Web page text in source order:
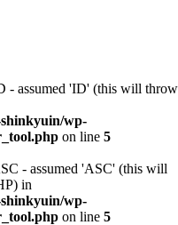
- assumed 'ID' (this will throw
shinkyuin/wp-
on line 5
- assumed 'ASC' (this will
in
shinkyuin/wp-
on line 5